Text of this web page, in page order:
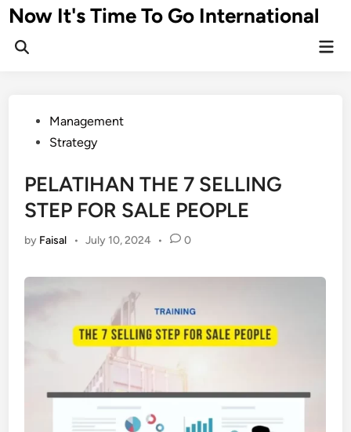
Skip
to
content
Now It's Time To Go International
PostedManagement
Strategy
PELATIHAN THE 7 SELLING
STEP FOR SALE PEOPLE
by Faisal • July 10, 2024 • 0